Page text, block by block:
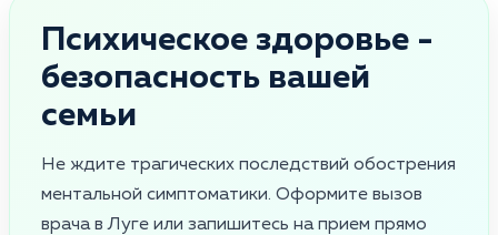
Психическое здоровье -
безопасность вашей
семьи
Не ждите трагических последствий обострения
ментальной симптоматики. Оформите вызов
врача в Луге или запишитесь на прием прямо